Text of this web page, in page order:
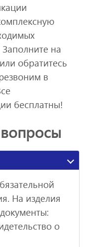
на
обратитесь
в
бесплатны!
На изделия
о